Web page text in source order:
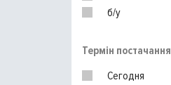
б/у
Термін постачання
Сегодня